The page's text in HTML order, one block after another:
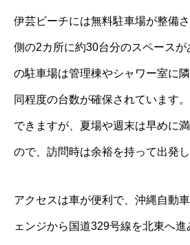
伊芸ビーチには無料駐車場が整備
側の2カ所に約30台分のスペースが
の駐車場は管理棟やシャワー室に
同程度の台数が確保されています
できますが、夏場や週末は早めに
ので、訪問時は余裕を持って出発し
アクセスは車が便利で、沖縄自動
ェンジから国道329号線を北東へ